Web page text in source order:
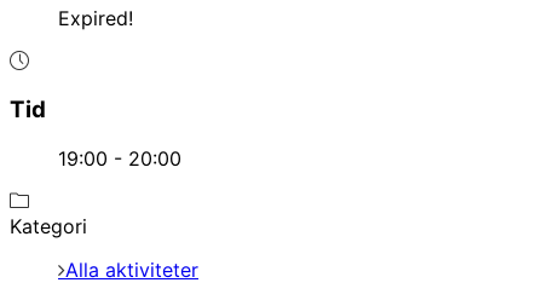
Expired!
Tid
19:00 - 20:00
Kategori
Alla aktiviteter